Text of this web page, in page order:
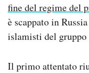
fine del regime del
è scappato in
islamisti del gruppo
Il primo attentato